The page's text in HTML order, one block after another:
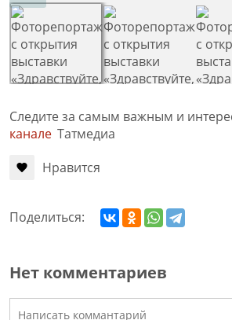
Следите за самым важным и
канале Татмедиа
Нравится
Поделиться:
Нет комментариев